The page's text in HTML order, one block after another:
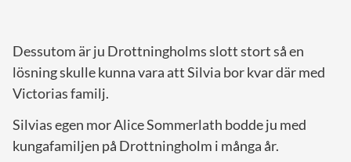
Dessutom är ju Drottningholms slott stort så en
lösning skulle kunna vara att Silvia bor kvar där med
Victorias familj.
Silvias egen mor Alice Sommerlath bodde ju med
kungafamiljen på Drottningholm i många år.